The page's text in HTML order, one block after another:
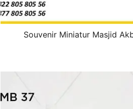
Souvenir Miniatur Masjid